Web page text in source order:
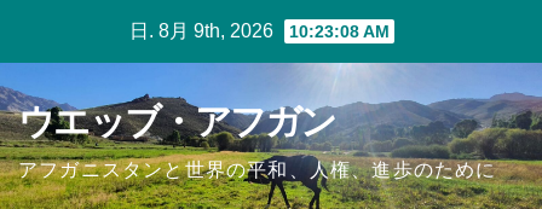
content
日. 8月 9th, 2026 10:23:09 AM
ウエッブ・アフガン
アフガニスタンと世界の平和、人権、進歩のために